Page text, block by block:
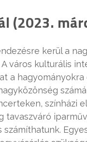
(2023.
kerül a
város kulturális
a
színházi